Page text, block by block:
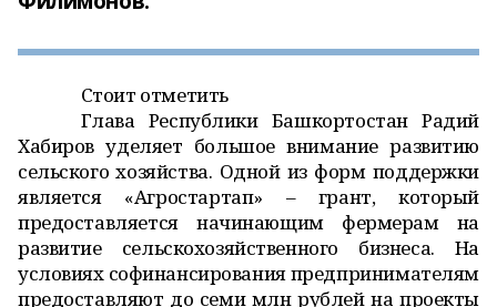
Стоит отметить
Глава Республики Башкортостан Радий
Хабиров уделяет большое внимание развитию
сельского хозяйства. Одной из форм поддержки
является «Агростартап» – грант, который
предоставляется начинающим фермерам на
развитие сельскохозяйственного бизнеса. На
условиях софинансирования предпринимателям
предоставляют до семи млн рублей на проекты